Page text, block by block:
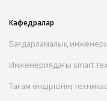
Кафедралар
Бағдарламалық
Инженериядағы smart
Тағам өндірісінің